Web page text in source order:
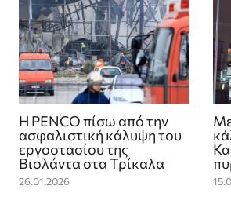
Η PENCO πίσω από την
ασφαλιστική κάλυψη του
εργοστασίου της
Βιολάντα στα Τρίκαλα
26.01.2026